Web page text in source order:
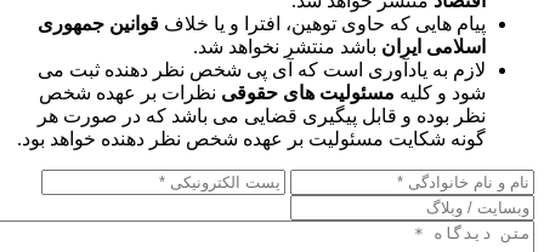
پیام هایی که حاوی توهین، افترا و یا خلاف قوانین جمهوری
اسلامی ایران باشد منتشر نخواهد شد.
لازم به یادآوری است که آی پی شخص نظر دهنده ثبت می
شود و کلیه مسئولیت های حقوقی نظرات بر عهده شخص
نظر بوده و قابل پیگیری قضایی می باشد که در صورت هر
گونه شکایت مسئولیت بر عهده شخص نظر دهنده خواهد بود.